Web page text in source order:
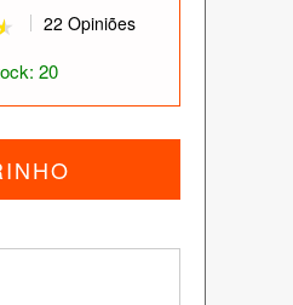
22 Opiniões
20